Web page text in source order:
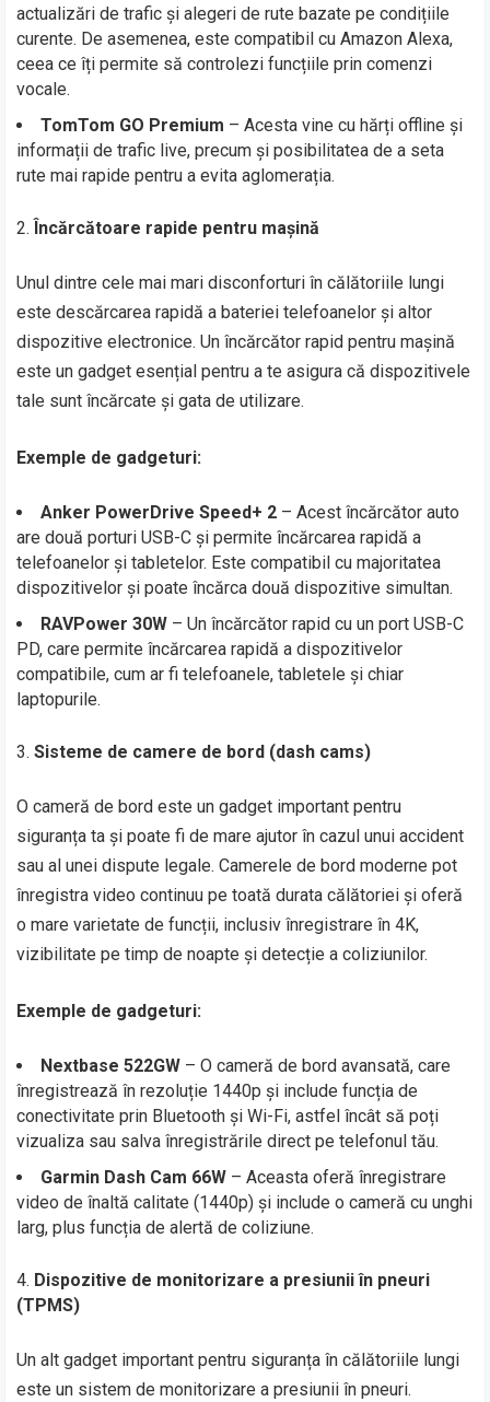
actualizări de trafic și alegeri de rute bazate pe condițiile
curente. De asemenea, este compatibil cu Amazon Alexa,
ceea ce îți permite să controlezi funcțiile prin comenzi
vocale.
TomTom GO Premium – Acesta vine cu hărți offline și
informații de trafic live, precum și posibilitatea de a seta
rute mai rapide pentru a evita aglomerația.
Încărcătoare rapide pentru mașină
Unul dintre cele mai mari disconforturi în călătoriile lungi
este descărcarea rapidă a bateriei telefoanelor și altor
dispozitive electronice. Un încărcător rapid pentru mașină
este un gadget esențial pentru a te asigura că dispozitivele
tale sunt încărcate și gata de utilizare.
Exemple de gadgeturi:
Anker PowerDrive Speed+ 2 – Acest încărcător auto
are două porturi USB-C și permite încărcarea rapidă a
telefoanelor și tabletelor. Este compatibil cu majoritatea
dispozitivelor și poate încărca două dispozitive simultan.
RAVPower 30W – Un încărcător rapid cu un port USB-C
PD, care permite încărcarea rapidă a dispozitivelor
compatibile, cum ar fi telefoanele, tabletele și chiar
laptopurile.
Sisteme de camere de bord (dash cams)
O cameră de bord este un gadget important pentru
siguranța ta și poate fi de mare ajutor în cazul unui accident
sau al unei dispute legale. Camerele de bord moderne pot
înregistra video continuu pe toată durata călătoriei și oferă
o mare varietate de funcții, inclusiv înregistrare în 4K,
vizibilitate pe timp de noapte și detecție a coliziunilor.
Exemple de gadgeturi:
Nextbase 522GW – O cameră de bord avansată, care
înregistrează în rezoluție 1440p și include funcția de
conectivitate prin Bluetooth și Wi-Fi, astfel încât să poți
vizualiza sau salva înregistrările direct pe telefonul tău.
Garmin Dash Cam 66W – Aceasta oferă înregistrare
video de înaltă calitate (1440p) și include o cameră cu unghi
larg, plus funcția de alertă de coliziune.
Dispozitive de monitorizare a presiunii în pneuri
(TPMS)
Un alt gadget important pentru siguranța în călătoriile lungi
este un sistem de monitorizare a presiunii în pneuri.